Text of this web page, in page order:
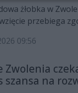
żłobka w
przebiega
09:56
Zwolenia
szansa na